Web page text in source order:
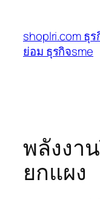
เนื้อหา
shoplri.com ธุ
ย่อม ธุรกิจsme
พลังงา
ยกแผง